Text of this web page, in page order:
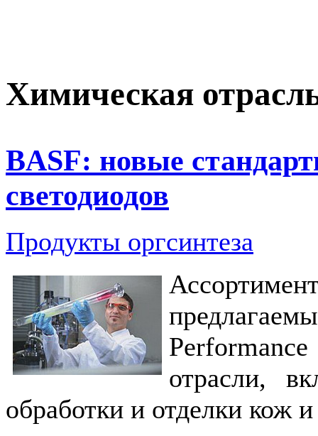
Химическая
BASF: новые
светодиодов
Продукты оргсинтеза
отрасли,
обработки и отделки кож